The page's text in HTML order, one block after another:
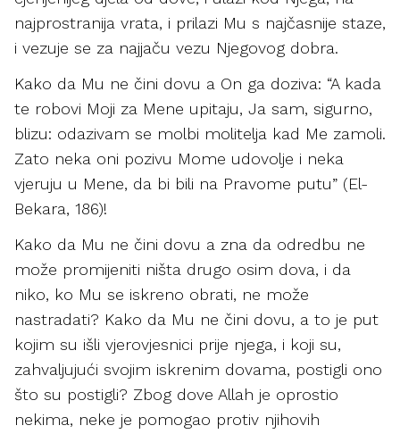
najprostranija vrata, i prilazi Mu s najčasnije staze,
i vezuje se za najjaču vezu Njegovog dobra.
Kako da Mu ne čini dovu a On ga doziva: “A kada
te robovi Moji za Mene upitaju, Ja sam, sigurno,
blizu: odazivam se molbi molitelja kad Me zamoli.
Zato neka oni pozivu Mome udovolje i neka
vjeruju u Mene, da bi bili na Pravome putu” (El-
Bekara, 186)!
Kako da Mu ne čini dovu a zna da odredbu ne
može promijeniti ništa drugo osim dova, i da
niko, ko Mu se iskreno obrati, ne može
nastradati? Kako da Mu ne čini dovu, a to je put
kojim su išli vjerovjesnici prije njega, i koji su,
zahvaljujući svojim iskrenim dovama, postigli ono
što su postigli? Zbog dove Allah je oprostio
nekima, neke je pomogao protiv njihovih